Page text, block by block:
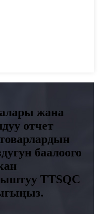
жана
отчет
баалоого
TTSQC